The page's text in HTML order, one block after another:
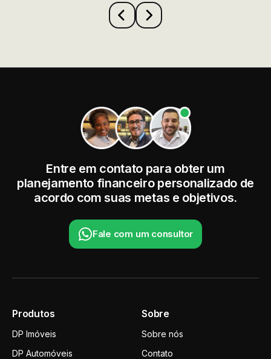
Entre em contato para obter um
planejamento financeiro personalizado de
acordo com suas metas e objetivos.
Fale com um consultor
Produtos
DP Imóveis
DP Automóveis
Sobre
Sobre nós
Contato